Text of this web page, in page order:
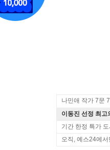
나민애 작가 7문
이동진 선정 최고
기간 한정 특가 도
오직, 예스24에서